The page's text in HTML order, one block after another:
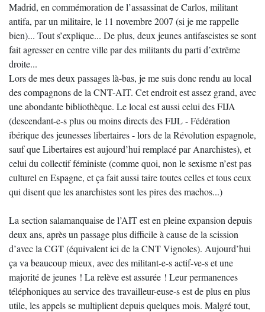
Madrid, en commémoration de l’assassinat de Carlos, militant
antifa, par un militaire, le 11 novembre 2007 (si je me rappelle
bien)... Tout s’explique... De plus, deux jeunes antifascistes se sont
fait agresser en centre ville par des militants du parti d’extrême
droite...
Lors de mes deux passages là-bas, je me suis donc rendu au local
des compagnons de la CNT-AIT. Cet endroit est assez grand, avec
une abondante bibliothèque. Le local est aussi celui des FIJA
(descendant-e-s plus ou moins directs des FIJL - Fédération
ibérique des jeunesses libertaires - lors de la Révolution espagnole,
sauf que Libertaires est aujourd’hui remplacé par Anarchistes), et
celui du collectif féministe (comme quoi, non le sexisme n’est pas
culturel en Espagne, et ça fait aussi taire toutes celles et tous ceux
qui disent que les anarchistes sont les pires des machos...)
La section salamanquaise de l’AIT est en pleine expansion depuis
deux ans, après un passage plus difficile à cause de la scission
d’avec la CGT (équivalent ici de la CNT Vignoles). Aujourd’hui
ça va beaucoup mieux, avec des militant-e-s actif-ve-s et une
majorité de jeunes ! La relève est assurée ! Leur permanences
téléphoniques au service des travailleur-euse-s est de plus en plus
utile, les appels se multiplient depuis quelques mois. Malgré tout,